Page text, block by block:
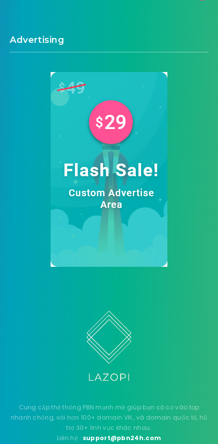
Advertising
Cung cấp thệ thống PBN mạnh mẽ giúp bạn có cơ vào top
nhanh chống, với hơn 100+ domain VN , và domain quốc tế, hỗ
trợ 30+ lĩnh vực khác nhau.
Liên hệ : support@pbn24h.com